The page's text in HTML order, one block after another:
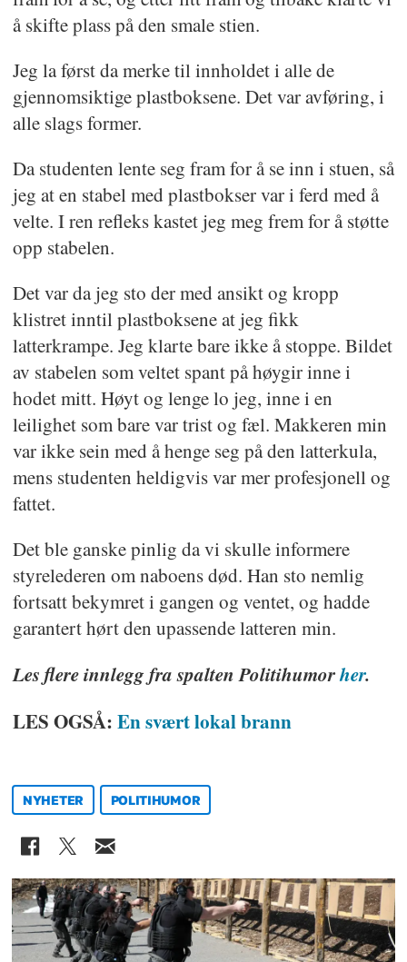
å skifte plass på den smale stien.
Jeg la først da merke til innholdet i alle de
gjennomsiktige plastboksene. Det var avføring, i
alle slags former.
Da studenten lente seg fram for å se inn i stuen, så
jeg at en stabel med plastbokser var i ferd med å
velte. I ren refleks kastet jeg meg frem for å støtte
opp stabelen.
Det var da jeg sto der med ansikt og kropp
klistret inntil plastboksene at jeg fikk
latterkrampe. Jeg klarte bare ikke å stoppe. Bildet
av stabelen som veltet spant på høygir inne i
hodet mitt. Høyt og lenge lo jeg, inne i en
leilighet som bare var trist og fæl. Makkeren min
var ikke sein med å henge seg på den latterkula,
mens studenten heldigvis var mer profesjonell og
fattet.
Det ble ganske pinlig da vi skulle informere
styrelederen om naboens død. Han sto nemlig
fortsatt bekymret i gangen og ventet, og hadde
garantert hørt den upassende latteren min.
Les flere innlegg fra spalten Politihumorher.
LES OGSÅ:En svært lokal brann
NYHETER POLITIHUMOR